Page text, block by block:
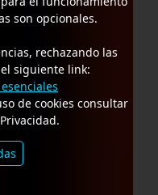
son opcionales.
rechazando las
siguiente link:
de cookies consultar